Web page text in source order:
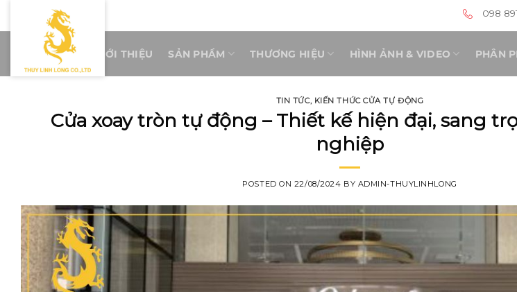
content
098
TRANG CHỦ GIỚI THIỆU SẢN PHẨM THƯƠNG HIỆU HÌNH ẢNH & VIDEO PHÂN
TIN TỨC, KIẾN THỨC CỬA TỰ ĐỘNG
Cửa xoay tròn tự động – Thiết kế hiện đại, sang
nghiệp
POSTED ON 22/08/2024 BY ADMIN-THUYLINHLONG